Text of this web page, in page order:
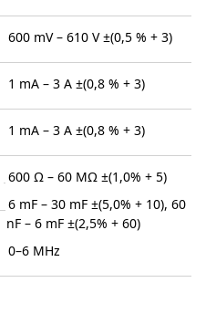
600 mV – 610 V ±(0,5 % + 3)
1 mA – 3 A ±(0,8 % + 3)
1 mA – 3 A ±(0,8 % + 3)
600 Ω – 60 MΩ ±(1,0% + 5)
6 mF – 30 mF ±(5,0% + 10), 60
nF – 6 mF ±(2,5% + 60)
0–6 MHz